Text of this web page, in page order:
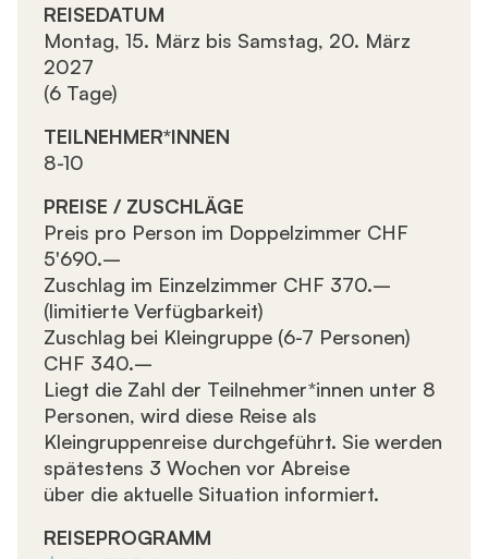
REISEDATUM
Montag, 15. März bis Samstag, 20. März
2027
(6 Tage)
TEILNEHMER*INNEN
8-10
PREISE / ZUSCHLÄGE
Preis pro Person im Doppelzimmer CHF
5'690.–
Zuschlag im Einzelzimmer CHF 370.–
(limitierte Verfügbarkeit)
Zuschlag bei Kleingruppe (6-7 Personen)
CHF 340.–
Liegt die Zahl der Teilnehmer*innen unter 8
Personen, wird diese Reise als
Kleingruppenreise durchgeführt. Sie werden
spätestens 3 Wochen vor Abreise
über die aktuelle Situation informiert.
REISEPROGRAMM